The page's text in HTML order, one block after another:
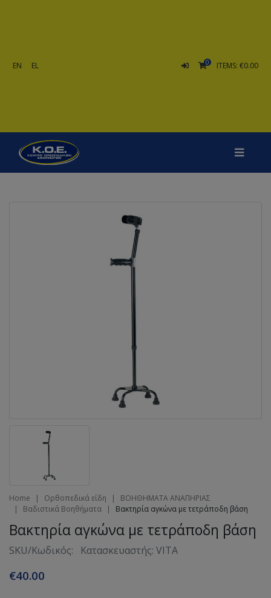
EN EL 0 ITEMS: €0.00
Home Ορθοπεδικά είδη
ΒΟΗΘΗΜΑΤΑ ΑΝΑΠΗΡΙΑΣ
Βαδιστικά Βοηθήματα
Βακτηρία αγκώνα με τετράποδη βάση
Βακτηρία αγκώνα με τετράποδη βάση
SKU/Κωδικός: Κατασκευαστής: VITA
€40.00